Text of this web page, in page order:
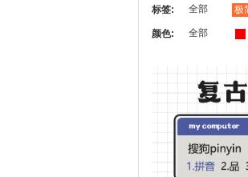
标签: 全部 极
颜色: 全部